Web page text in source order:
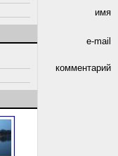
имя
e-mail
комментарий